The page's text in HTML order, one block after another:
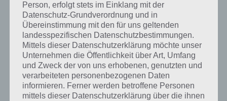
Die Storyline zu weiteren Aufgaben werden wir hier in Kürze
ergänzen.
Auf WhatsApp teilen Teilen auf Facebook
Tweet auf Twitter
Person, erfolgt stets im Einklang mit der
Datenschutz-Grundverordnung und in
Übereinstimmung mit den für uns geltenden
landesspezifischen Datenschutzbestimmungen.
Mittels dieser Datenschutzerklärung möchte unser
Unternehmen die Öffentlichkeit über Art, Umfang
und Zweck der von uns erhobenen, genutzten und
verarbeiteten personenbezogenen Daten
informieren. Ferner werden betroffene Personen
mittels dieser Datenschutzerklärung über die ihnen